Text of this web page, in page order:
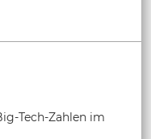
Tech-Zahlen im